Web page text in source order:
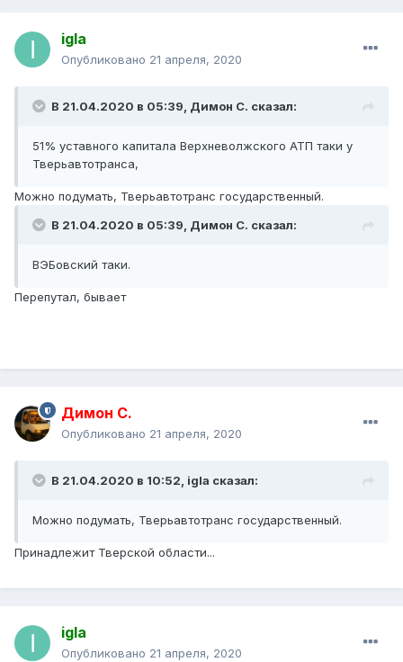
igla
Опубликовано 21 апреля, 2020
В 21.04.2020 в 05:39, Димон С. сказал:
51% уставного капитала Верхневолжского АТП таки у
Тверьавтотранса,
Можно подумать, Тверьавтотранс государственный.
В 21.04.2020 в 05:39, Димон С. сказал:
ВЭБовский таки.
Перепутал, бывает
Димон С.
Опубликовано 21 апреля, 2020
В 21.04.2020 в 10:52, igla сказал:
Можно подумать, Тверьавтотранс государственный.
Принадлежит Тверской области...
igla
Опубликовано 21 апреля, 2020